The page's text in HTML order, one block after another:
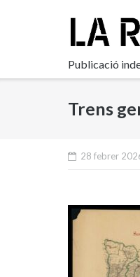
Publicació
Trens
28 febrer